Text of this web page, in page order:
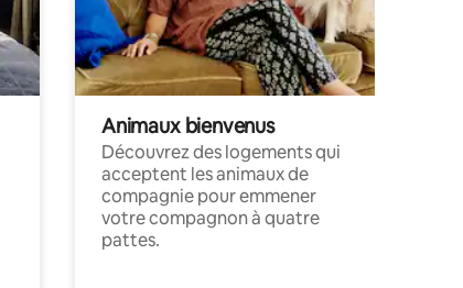
Animaux bienvenus
Découvrez des logements qui
acceptent les animaux de
compagnie pour emmener
votre compagnon à quatre
pattes.